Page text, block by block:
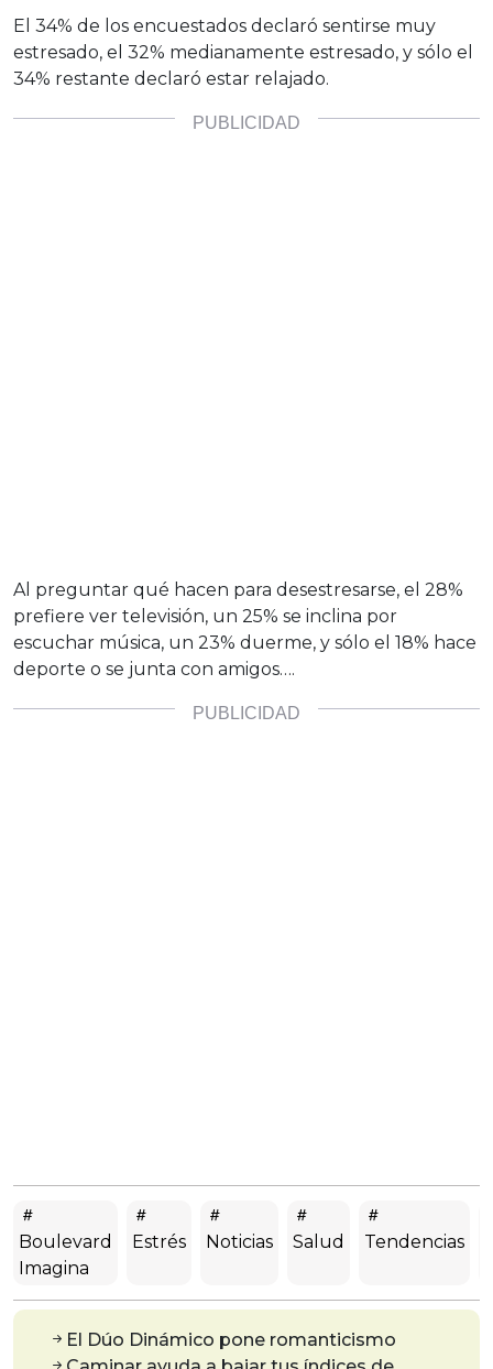
El 34% de los encuestados declaró sentirse muy
estresado, el 32% medianamente estresado, y sólo el
34% restante declaró estar relajado.
Al preguntar qué hacen para desestresarse, el 28%
prefiere ver televisión, un 25% se inclina por
escuchar música, un 23% duerme, y sólo el 18% hace
deporte o se junta con amigos….
Boulevard
Imagina
Estrés Noticias Salud Tendencias
El Dúo Dinámico pone romanticismo